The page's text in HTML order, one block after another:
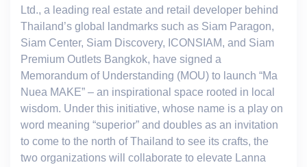
Ltd., a leading real estate and retail developer behind
Thailand’s global landmarks such as Siam Paragon,
Siam Center, Siam Discovery, ICONSIAM, and Siam
Premium Outlets Bangkok, have signed a
Memorandum of Understanding (MOU) to launch “Ma
Nuea MAKE” – an inspirational space rooted in local
wisdom. Under this initiative, whose name is a play on
word meaning “superior” and doubles as an invitation
to come to the north of Thailand to see its crafts, the
two organizations will collaborate to elevate Lanna